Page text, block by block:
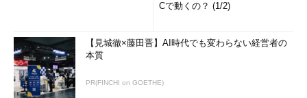
Cで動くの？ (1/2)
【見城徹×藤田晋】AI時代でも変わらない経営者の
本質
PR(FINCHI on GOETHE)